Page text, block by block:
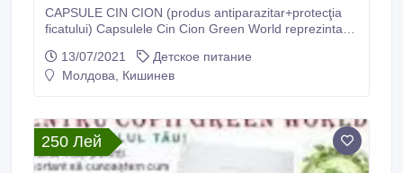
CAPSULE CIN CION (produs antiparazitar+protecţia
ficatului) Capsulele Cin Cion Green World reprezinta
pronunţat, manifestă de asemenea activitatea
antihipoxantă, antioxidantă, imunomodulatoare, de
de lophatheri gracillis Ambalaj: 30 capsule a câte 450
mg Mod de folosire: pentru adulţi câte 2-3 capsule de
2 ori pe zi dimineaţa şi seara înainte de masă, minim
13/07/2021
Детское питание
Молдова, Кишинев
250 Лей